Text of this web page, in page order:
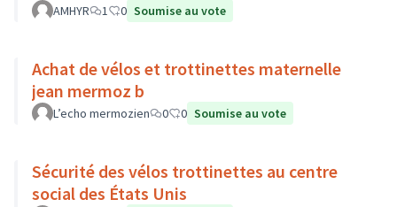
AMHYR 1 0 Soumise au vote
Achat de vélos et trottinettes maternelle
jean mermoz b
L’echo mermozien 0 0 Soumise au vote
Sécurité des vélos trottinettes au centre
social des États Unis